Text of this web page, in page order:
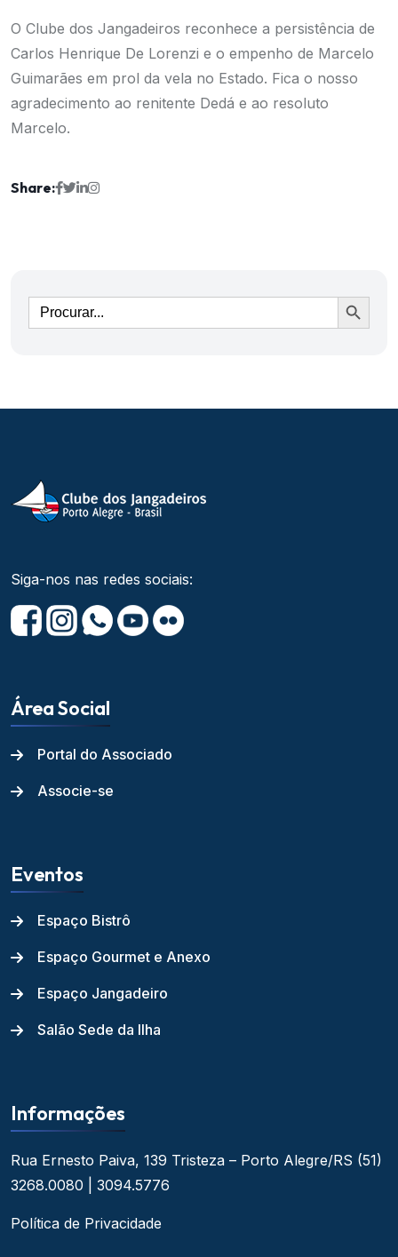
O Clube dos Jangadeiros reconhece a persistência de
Carlos Henrique De Lorenzi e o empenho de Marcelo
Guimarães em prol da vela no Estado. Fica o nosso
agradecimento ao renitente Dedá e ao resoluto
Marcelo.
Share:
Ir
Siga-nos nas redes sociais:
Área Social
Portal do Associado
Associe-se
Eventos
Espaço Bistrô
Espaço Gourmet e Anexo
Espaço Jangadeiro
Salão Sede da Ilha
Informações
Rua Ernesto Paiva, 139 Tristeza – Porto Alegre/RS (51)
3268.0080 | 3094.5776
Política de Privacidade